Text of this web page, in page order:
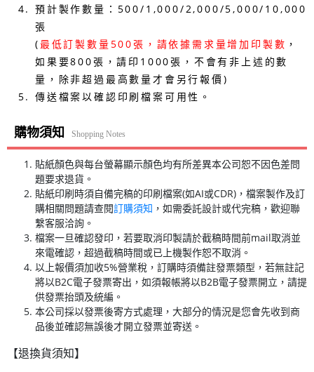
預計製作數量：500/1,000/2,000/5,000/10,000
張
(最低訂製數量500張，請依據需求量增加印製數 ，
如果要800張，請印1000張，不會有非上述的數
量，除非超過最高數量才會另行報價)
傳送檔案以確認印刷檔案可用性。
購物須知 Shopping Notes
貼紙顏色與每台螢幕顯示顏色均有所差異本公司恕不因色差問
題要求退貨。
貼紙印刷時須自備完稿的印刷檔案(如AI或CDR)，檔案製作及訂
購相關問題請查閱訂購須知 ，如需委託設計或代完稿，歡迎聯
繫客服洽詢。
檔案一旦確認發印，若要取消印製請於截稿時間前mail取消並
來電確認，超過截稿時間或已上機製作恕不取消。
以上報價須加收5%營業稅，訂購時須備註發票類型，若無註記
將以B2C電子發票寄出，如須報帳將以B2B電子發票開立，請提
供發票抬頭及統編。
本公司採以發票後寄方式處理，大部分的情況是您會先收到商
品後並確認無誤後才開立發票並寄送。
【退換貨須知】